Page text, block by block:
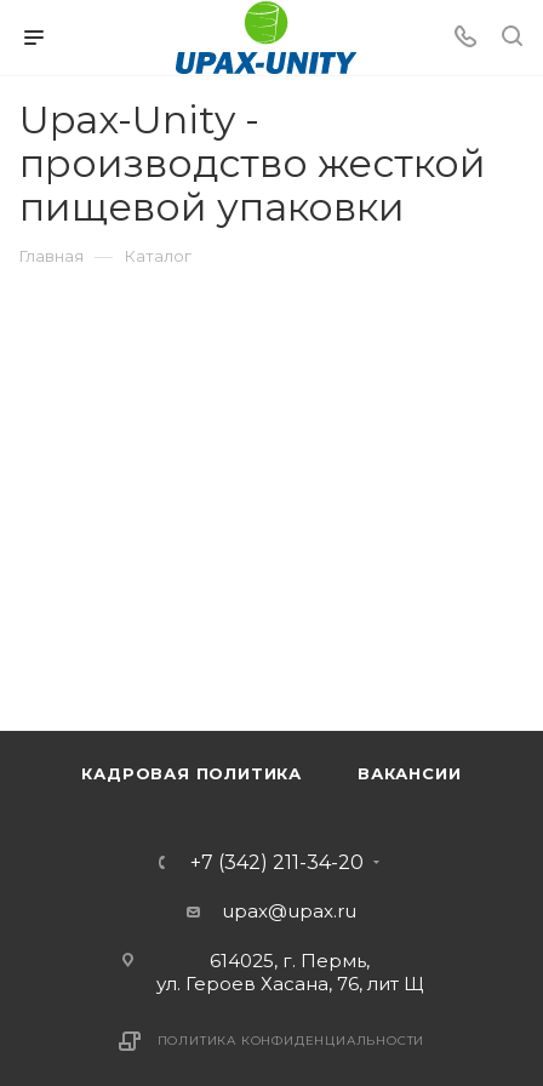
Upax-Unity -
производство жесткой
пищевой упаковки
Главная — Каталог
КАДРОВАЯ ПОЛИТИКА ВАКАНСИИ
+7 (342) 211-34-20
upax@upax.ru
614025, г. Пермь,
ул. Героев Хасана, 76, лит Щ
ПОЛИТИКА КОНФИДЕНЦИАЛЬНОСТИ